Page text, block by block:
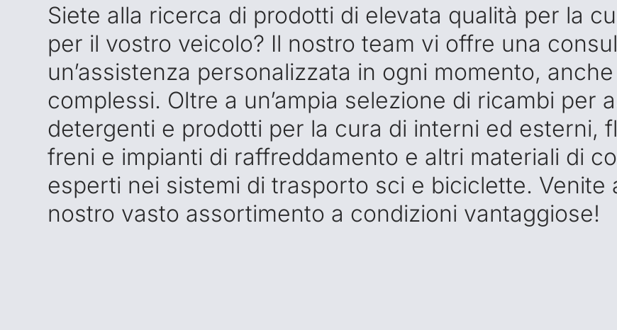
Siete alla ricerca di prodotti di elevata qualità per la
per il vostro veicolo? Il nostro team vi offre una
un’assistenza personalizzata in ogni momento,
complessi. Oltre a un’ampia selezione di ricambi per
detergenti e prodotti per la cura di interni ed esterni,
freni e impianti di raffreddamento e altri materiali di
esperti nei sistemi di trasporto sci e biciclette. Venite
nostro vasto assortimento a condizioni vantaggiose!